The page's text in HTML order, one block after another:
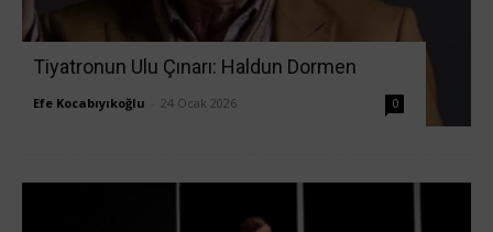
Tiyatronun Ulu Çınarı: Haldun Dormen
Efe Kocabıyıkoğlu 24 Ocak 2026 0